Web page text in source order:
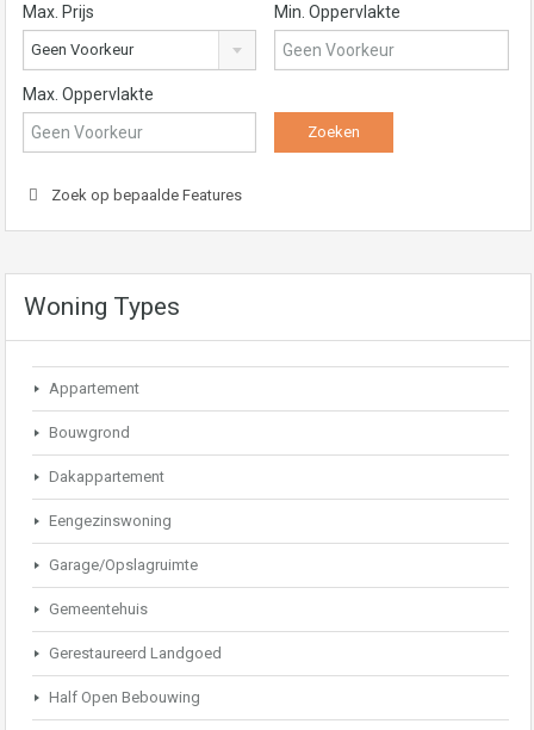
Max. Prijs
Geen Voorkeur
Min. Oppervlakte
Max. Oppervlakte
Zoek op bepaalde Features
Woning Types
Appartement
Bouwgrond
Dakappartement
Eengezinswoning
Garage/Opslagruimte
Gemeentehuis
Gerestaureerd Landgoed
Half Open Bebouwing